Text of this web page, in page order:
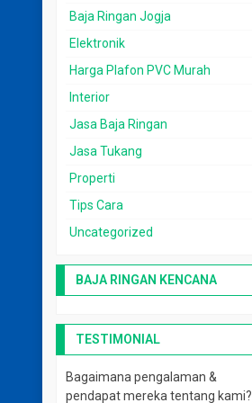
Baja Ringan Jogja
Elektronik
Harga Plafon PVC Murah
Interior
Jasa Baja Ringan
Jasa Tukang
Properti
Tips Cara
Uncategorized
BAJA RINGAN KENCANA
TESTIMONIAL
Bagaimana pengalaman &
pendapat mereka tentang kami?